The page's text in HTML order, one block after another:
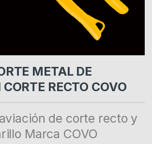
METAL DE
RECTO COVO
de corte recto y
Marca COVO